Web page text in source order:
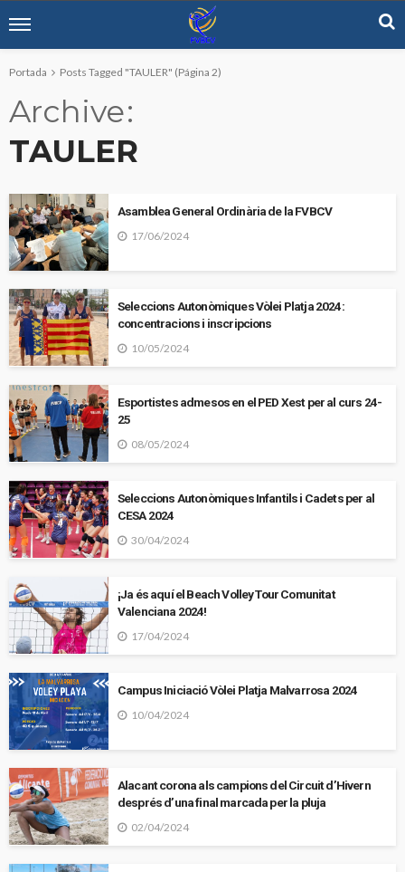
Portada Posts Tagged "TAULER" (Página 2)
Archive
TAULER
Asamblea General Ordinària de la FVBCV
17/06/2024
Seleccions Autonòmiques Vòlei Platja 2024:
concentracions i inscripcions
10/05/2024
Esportistes admesos en el PED Xest per al curs 24-
25
08/05/2024
Seleccions Autonòmiques Infantils i Cadets per al
CESA 2024
30/04/2024
¡Ja és aquí el Beach Volley Tour Comunitat
Valenciana 2024!
17/04/2024
Campus Iniciació Vòlei Platja Malvarrosa 2024
10/04/2024
Alacant corona als campions del Circuit d’Hivern
després d’una final marcada per la pluja
02/04/2024